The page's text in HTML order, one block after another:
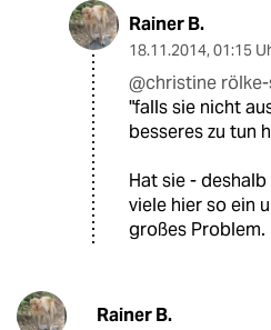
Rainer B.
18.11.2014, 01:15
@christine
"falls sie nicht
besseres zu tun
Hat sie -
viele hier so ein
großes Problem.
Rainer B.